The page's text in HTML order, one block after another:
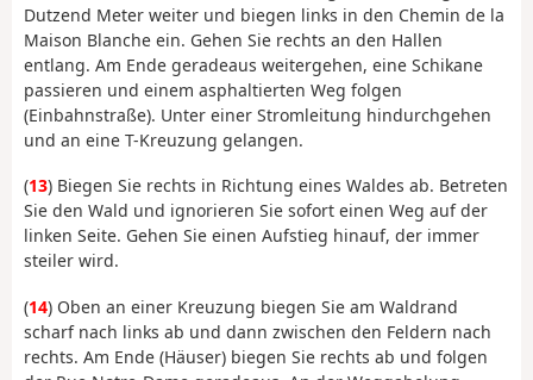
Dutzend Meter weiter und biegen links in den Chemin de la
Maison Blanche ein. Gehen Sie rechts an den Hallen
entlang. Am Ende geradeaus weitergehen, eine Schikane
passieren und einem asphaltierten Weg folgen
(Einbahnstraße). Unter einer Stromleitung hindurchgehen
und an eine T-Kreuzung gelangen.
(13) Biegen Sie rechts in Richtung eines Waldes ab. Betreten
Sie den Wald und ignorieren Sie sofort einen Weg auf der
linken Seite. Gehen Sie einen Aufstieg hinauf, der immer
steiler wird.
(14) Oben an einer Kreuzung biegen Sie am Waldrand
scharf nach links ab und dann zwischen den Feldern nach
rechts. Am Ende (Häuser) biegen Sie rechts ab und folgen